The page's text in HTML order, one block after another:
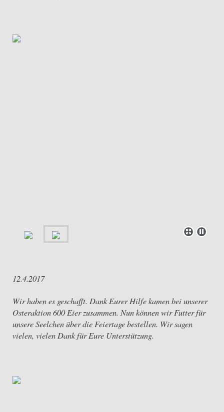
12.4.2017
Wir haben es geschafft. Dank Eurer Hilfe kamen bei unserer
Osteraktion 600 Eier zusammen. Nun können wir Futter für
unsere Seelchen über die Feiertage bestellen. Wir sagen
vielen, vielen Dank für Eure Unterstützung.